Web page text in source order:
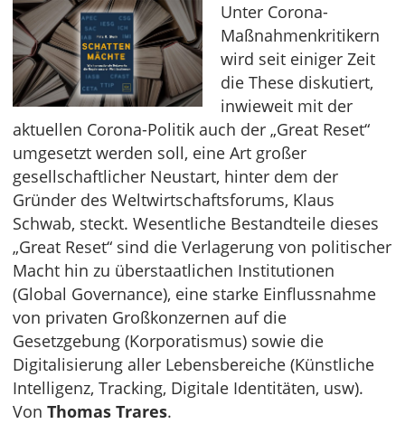
Unter Corona-
Maßnahmenkritikern
wird seit einiger Zeit
die These diskutiert,
inwieweit mit der
aktuellen Corona-Politik auch der „Great Reset“
umgesetzt werden soll, eine Art großer
gesellschaftlicher Neustart, hinter dem der
Gründer des Weltwirtschaftsforums, Klaus
Schwab, steckt. Wesentliche Bestandteile dieses
„Great Reset“ sind die Verlagerung von politischer
Macht hin zu überstaatlichen Institutionen
(Global Governance), eine starke Einflussnahme
von privaten Großkonzernen auf die
Gesetzgebung (Korporatismus) sowie die
Digitalisierung aller Lebensbereiche (Künstliche
Intelligenz, Tracking, Digitale Identitäten, usw).
Von Thomas Trares.